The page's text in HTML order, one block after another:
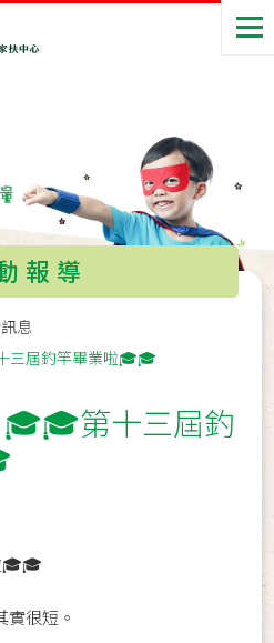
報導
息
三屆釣竿畢業啦🎓🎓
🎓🎓第十三屆釣
🎓🎓
很短。